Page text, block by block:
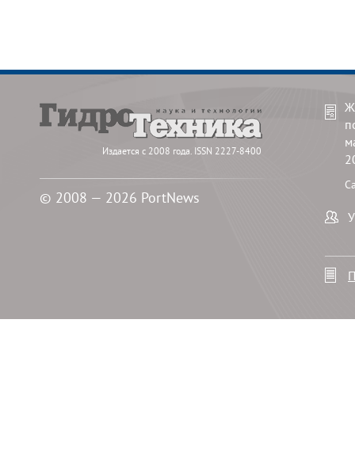
Издается с 2008 года. ISSN 2227-8400
© 2008 — 2026 PortNews